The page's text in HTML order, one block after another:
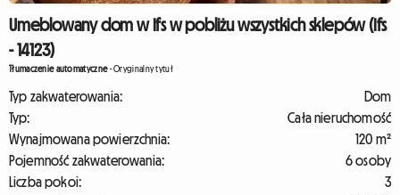
Umeblowany dom w Ifs w pobliżu wszystkich sklepów (Ifs
- 14123)
Tłumaczenie automatyczne-Oryginalny tytuł
Typ zakwaterowania:
Dom
Typ:
Cała nieruchomość
Wynajmowana powierzchnia:
120 m²
Pojemność zakwaterowania:
6 osoby
Liczba pokoi:
3